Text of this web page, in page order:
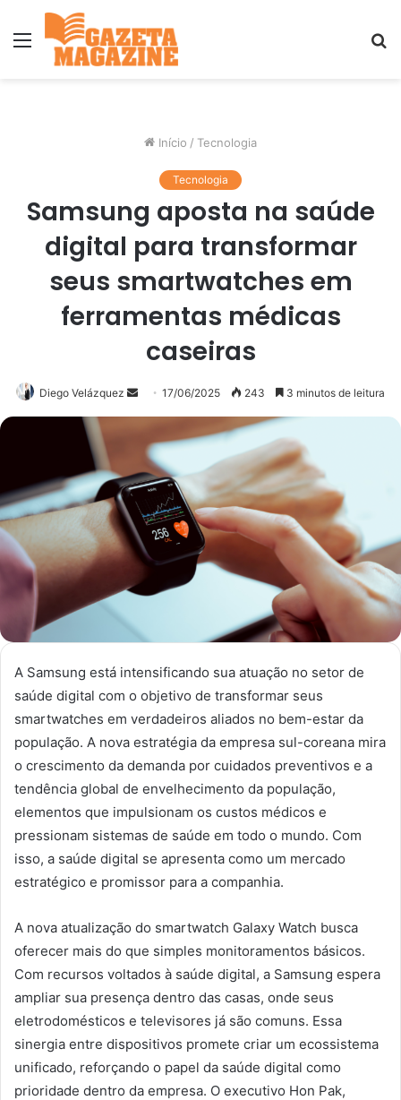
Menu
Início / Tecnologia
Tecnologia
Samsung aposta na saúde
digital para transformar
seus smartwatches em
ferramentas médicas
caseiras
Diego Velázquez
Mande
um
mail
17/06/2025 243 3 minutos de leitura
A Samsung está intensificando sua atuação no setor de
saúde digital com o objetivo de transformar seus
smartwatches em verdadeiros aliados no bem-estar da
população. A nova estratégia da empresa sul-coreana mira
o crescimento da demanda por cuidados preventivos e a
tendência global de envelhecimento da população,
elementos que impulsionam os custos médicos e
pressionam sistemas de saúde em todo o mundo. Com
isso, a saúde digital se apresenta como um mercado
estratégico e promissor para a companhia.
A nova atualização do smartwatch Galaxy Watch busca
oferecer mais do que simples monitoramentos básicos.
Com recursos voltados à saúde digital, a Samsung espera
ampliar sua presença dentro das casas, onde seus
eletrodomésticos e televisores já são comuns. Essa
sinergia entre dispositivos promete criar um ecossistema
unificado, reforçando o papel da saúde digital como
prioridade dentro da empresa. O executivo Hon Pak,